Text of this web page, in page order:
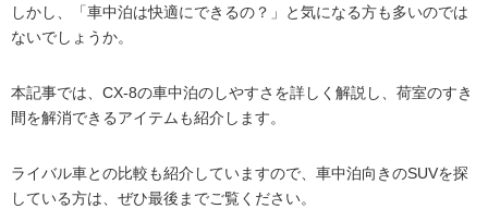
しかし、「車中泊は快適にできるの？」と気になる方も多いのでは
ないでしょうか。
本記事では、CX-8の車中泊のしやすさを詳しく解説し、荷室のすき
間を解消できるアイテムも紹介します。
ライバル車との比較も紹介していますので、車中泊向きのSUVを探
している方は、ぜひ最後までご覧ください。